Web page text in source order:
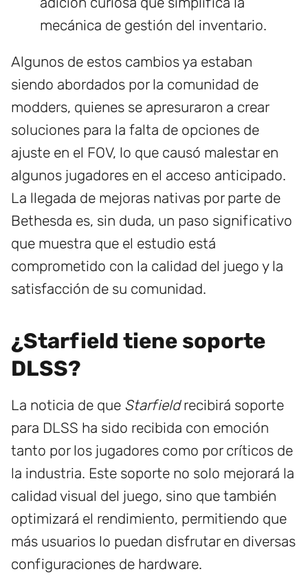
mecánica de gestión del inventario.
Algunos de estos cambios ya estaban
siendo abordados por la comunidad de
modders, quienes se apresuraron a crear
soluciones para la falta de opciones de
ajuste en el FOV, lo que causó malestar en
algunos jugadores en el acceso anticipado.
La llegada de mejoras nativas por parte de
Bethesda es, sin duda, un paso significativo
que muestra que el estudio está
comprometido con la calidad del juego y la
satisfacción de su comunidad.
¿Starfield tiene soporte
DLSS?
La noticia de que Starfieldrecibirá soporte
para DLSS ha sido recibida con emoción
tanto por los jugadores como por críticos de
la industria. Este soporte no solo mejorará la
calidad visual del juego, sino que también
optimizará el rendimiento, permitiendo que
más usuarios lo puedan disfrutar en diversas
configuraciones de hardware.